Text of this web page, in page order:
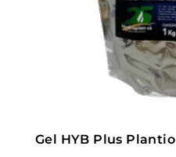
Gel HYB Plus Plantio